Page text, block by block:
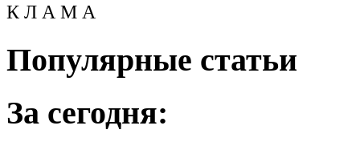
К Л А М А
Популярные статьи
За сегодня: